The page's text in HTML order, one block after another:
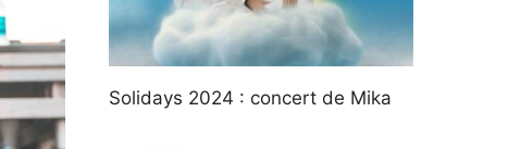
Solidays 2024 : concert de Mika